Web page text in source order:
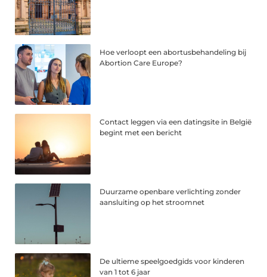
Hoe verloopt een abortusbehandeling bij
Abortion Care Europe?
Contact leggen via een datingsite in België
begint met een bericht
Duurzame openbare verlichting zonder
aansluiting op het stroomnet
De ultieme speelgoedgids voor kinderen
van 1 tot 6 jaar